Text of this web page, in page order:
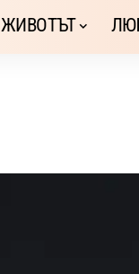
ЖИВОТЪТ